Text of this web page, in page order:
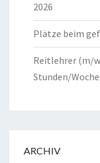
2026
Plätze beim
Reitlehrer (m/
Stunden/
ARCHIV